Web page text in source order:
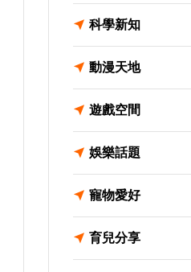
科學新知
動漫天地
遊戲空間
娛樂話題
寵物愛好
育兒分享